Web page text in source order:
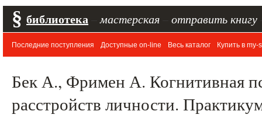
§ библиотека мастерская отправить книгу
Последние поступления Доступные on-line Весь каталог Купить в my-
Бек А., Фримен А. Когнитивная
расстройств личности.